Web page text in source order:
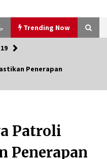
Trending Now
di Dompu,
DPRD
19
Penerapan
Patroli
Penerapan